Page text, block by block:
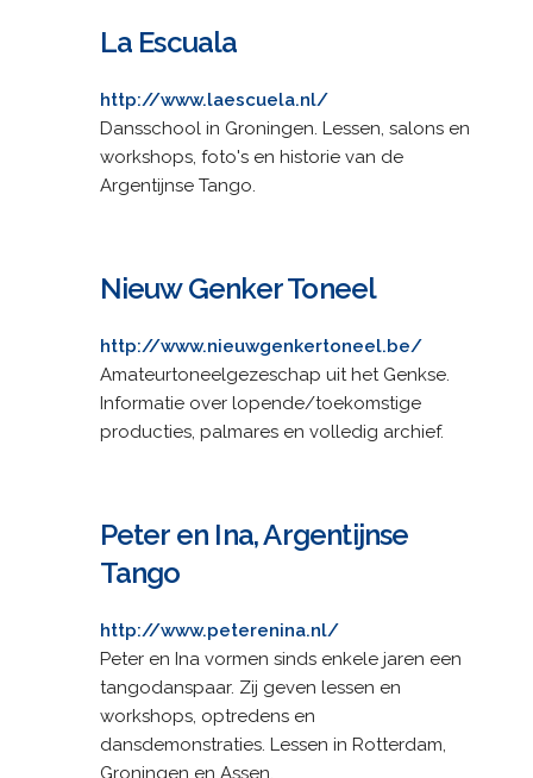
La Escuala
http://www.laescuela.nl/
Dansschool in Groningen. Lessen, salons en
workshops, foto's en historie van de
Argentijnse Tango.
Nieuw Genker Toneel
http://www.nieuwgenkertoneel.be/
Amateurtoneelgezeschap uit het Genkse.
Informatie over lopende/toekomstige
producties, palmares en volledig archief.
Peter en Ina, Argentijnse
Tango
http://www.peterenina.nl/
Peter en Ina vormen sinds enkele jaren een
tangodanspaar. Zij geven lessen en
workshops, optredens en
dansdemonstraties. Lessen in Rotterdam,
Groningen en Assen.